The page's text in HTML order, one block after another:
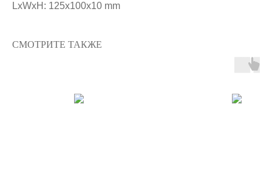
LxWxH: 125x100x10 mm
СМОТРИТЕ ТАКЖЕ